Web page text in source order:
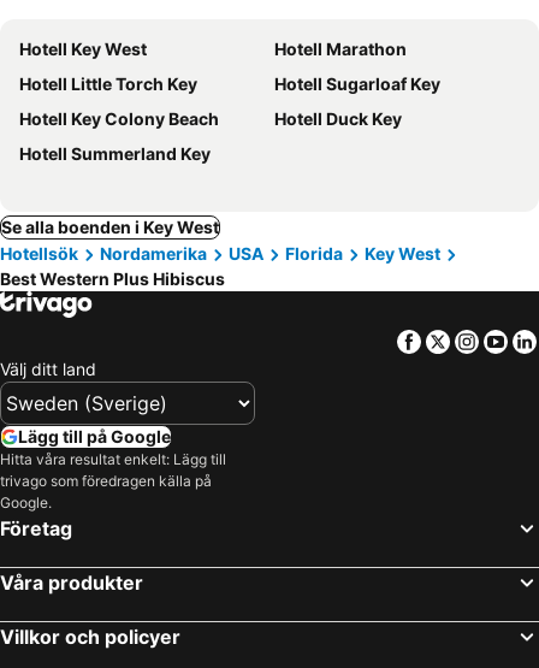
Hotell Key West
Hotell Marathon
Hotell Little Torch Key
Hotell Sugarloaf Key
Hotell Key Colony Beach
Hotell Duck Key
Hotell Summerland Key
Se alla boenden i Key West
Hotellsök
Nordamerika USA Florida
Key West
Best Western Plus Hibiscus
Facebook
Twitter
Välj ditt land
Lägg till på Google
Hitta våra resultat enkelt: Lägg till
trivago som föredragen källa på
Google.
Företag
Våra produkter
Villkor och policyer